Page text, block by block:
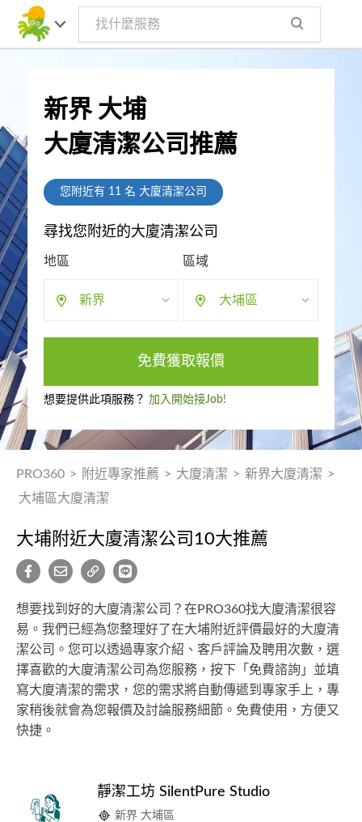
新界 大埔
大廈清潔公司推薦
您附近有 11名 大廈清潔公司
尋找您附近的大廈清潔公司
地區
新界
區域
大埔區
免費獲取報價
想要提供此項服務？ 加入開始接Job!
PRO360 > 附近專家推薦 > 大廈清潔 > 新界大廈清潔 >
大埔區大廈清潔
大埔附近大廈清潔公司10大推薦
想要找到好的大廈清潔公司？在PRO360找大廈清潔很容
易。我們已經為您整理好了在大埔附近評價最好的大廈清
潔公司。您可以透過專家介紹、客戶評論及聘用次數，選
擇喜歡的大廈清潔公司為您服務，按下「免費諮詢」並填
寫大廈清潔的需求，您的需求將自動傳遞到專家手上，專
家稍後就會為您報價及討論服務細節。免費使用，方便又
快捷。
靜潔工坊 SilentPure Studio
新界 大埔區